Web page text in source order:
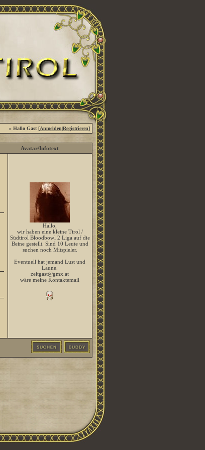
» Hallo Gast [Anmelden|Registrieren]
Avatar/Infotext
Hallo,
wir haben eine kleine Tirol /
Südtirol Bloodbowl 2 Liga auf die
Beine gestellt. Sind 10 Leute und
suchen noch Mitspieler.
Eventuell hat jemand Lust und
Laune.
zeitgast@gmx.at
wäre meine Kontaktemail